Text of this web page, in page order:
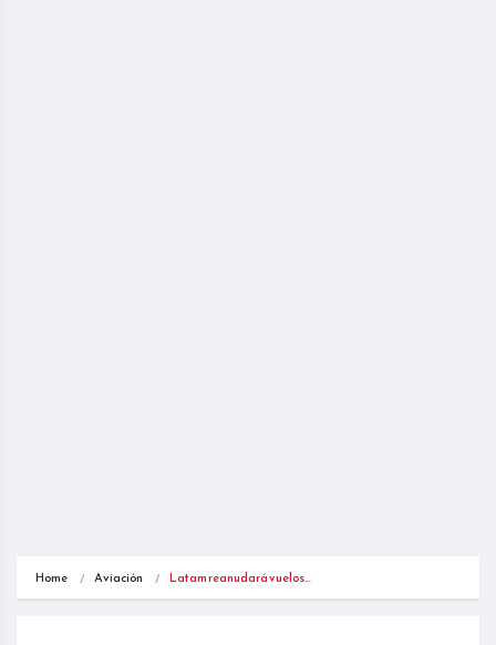
Home Aviación Latam reanudará vuelos…